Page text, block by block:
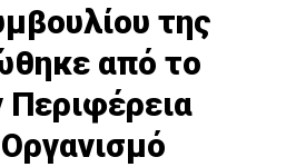
της
από το